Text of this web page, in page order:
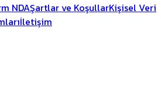
NDAŞartlar ve KoşullarKişisel Veri
İletişim